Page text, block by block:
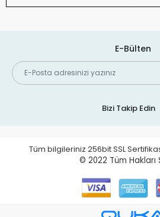
E-Bülten
Bizi Takip Edin
Tüm bilgileriniz 256bit SSL
© 2022 Tüm Hakları